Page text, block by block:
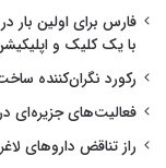
فارس برای اولین بار
با یک کلیک و
رکورد نگران‌کننده
فعالیت‌های جزیره‌ای
راز تناقض داروهای